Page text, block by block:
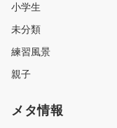
小学生
未分類
練習風景
親子
メタ情報